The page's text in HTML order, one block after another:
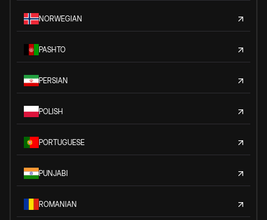
NORWEGIAN
PASHTO
PERSIAN
POLISH
PORTUGUESE
PUNJABI
ROMANIAN